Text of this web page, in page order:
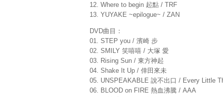
12. Where to begin 起點 / TRF
13. YUYAKE ~epilogue~ / ZAN
DVD曲目：
01. STEP you / 濱崎 步
02. SMILY 笑嘻嘻 / 大塚 愛
03. Rising Sun / 東方神起
04. Shake It Up / 倖田來未
05. UNSPEAKABLE 說不出口 / Every Little
06. BLOOD on FIRE 熱血沸騰 / AAA